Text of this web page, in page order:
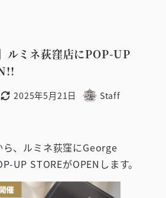
ルミネ荻窪店にPOP-UP
更新日
2025年5月21日
著
Staff
、ルミネ荻窪にGeorge
UP STOREがOPENします。